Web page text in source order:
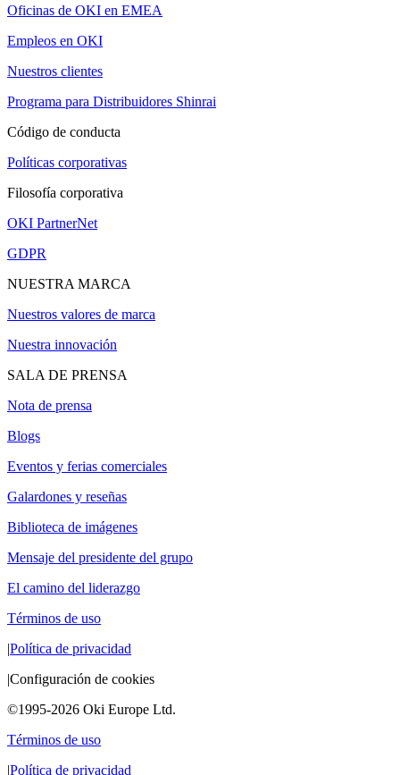
Oficinas de OKI en EMEA
Empleos en OKI
Nuestros clientes
Programa para Distribuidores Shinrai
Código de conducta
Políticas corporativas
Filosofía corporativa
OKI PartnerNet
GDPR
NUESTRA MARCA
Nuestros valores de marca
Nuestra innovación
SALA DE PRENSA
Nota de prensa
Blogs
Eventos y ferias comerciales
Galardones y reseñas
Biblioteca de imágenes
Mensaje del presidente del grupo
El camino del liderazgo
Términos de uso
|Política de privacidad
|Configuración de cookies
©1995-2026 Oki Europe Ltd.
Términos de uso
|Política de privacidad